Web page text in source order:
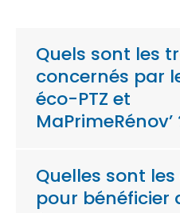
Quels sont les
concernés par
éco-PTZ et
MaPrimeRénov’
Quelles sont
pour bénéficier